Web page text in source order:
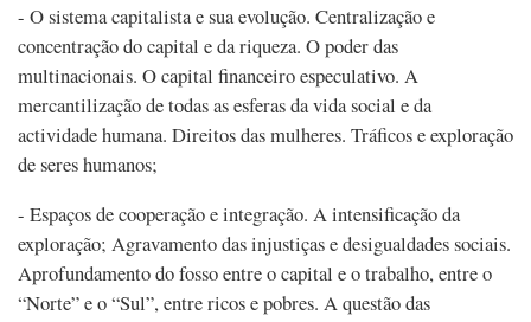
- O sistema capitalista e sua evolução. Centralização e
concentração do capital e da riqueza. O poder das
multinacionais. O capital financeiro especulativo. A
mercantilização de todas as esferas da vida social e da
actividade humana. Direitos das mulheres. Tráficos e exploração
de seres humanos;
- Espaços de cooperação e integração. A intensificação da
exploração; Agravamento das injustiças e desigualdades sociais.
Aprofundamento do fosso entre o capital e o trabalho, entre o
“Norte” e o “Sul”, entre ricos e pobres. A questão das